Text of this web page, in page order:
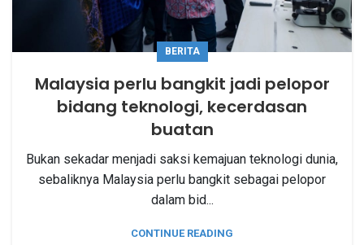
BERITA
Malaysia perlu bangkit jadi pelopor
bidang teknologi, kecerdasan
buatan
Bukan sekadar menjadi saksi kemajuan teknologi dunia,
sebaliknya Malaysia perlu bangkit sebagai pelopor
dalam bid...
CONTINUE READING